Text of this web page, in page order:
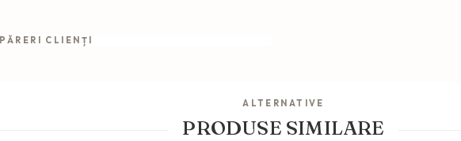
PĂRERI CLIENȚI
ALTERNATIVE
PRODUSE SIMILARE